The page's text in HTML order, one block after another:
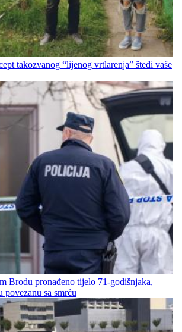
takozvanog “lijenog vrtlarenja” štedi vaše
Brodu pronađeno tijelo 71-godišnjaka,
sa smrću